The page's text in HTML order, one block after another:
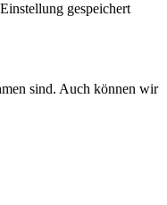
gespeichert
sind. Auch können wir